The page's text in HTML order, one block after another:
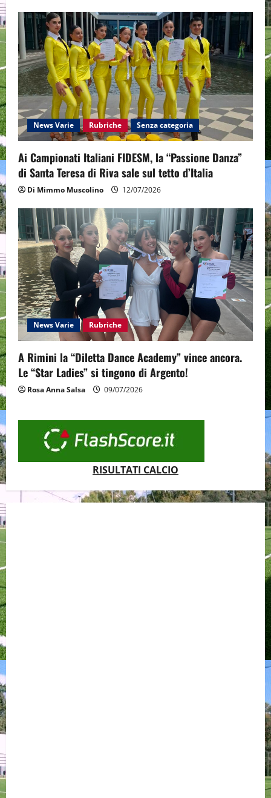
News Varie Rubriche Senza categoria
Ai Campionati Italiani FIDESM, la “Passione Danza”
di Santa Teresa di Riva sale sul tetto d’Italia
Di Mimmo Muscolino 12/07/2026
News Varie Rubriche
A Rimini la “Diletta Dance Academy” vince ancora.
Le “Star Ladies” si tingono di Argento!
Rosa Anna Salsa 09/07/2026
RISULTATI CALCIO